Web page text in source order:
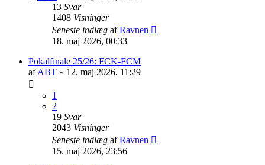
13 Svar
1408 Visninger
Seneste indlæg afRavnen
18. maj 2026, 00:33
Pokalfinale 25/26: FCK-FCM
afABT » 12. maj 2026, 11:29
1
2
19 Svar
2043 Visninger
Seneste indlæg afRavnen
15. maj 2026, 23:56